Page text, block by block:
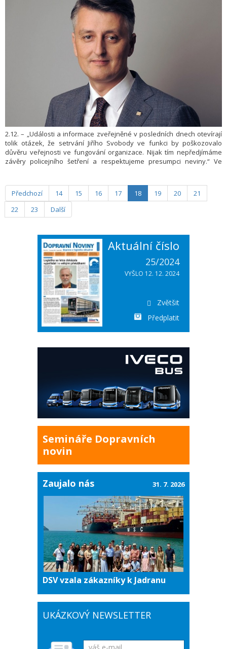
2.12. – „Události a informace zveřejněné v posledních dnech otevírají
tolik otázek, že setrvání Jiřího Svobody ve funkci by poškozovalo
důvěru veřejnosti ve fungování organizace. Nijak tím nepředjímáme
závěry policejního šetření a respektujeme presumpci neviny.“ Ve
Předchozí
14 15 16 17 18 19 20
21
22
23 Další
Aktuální číslo
25/2024
VYŠLO 12. 12. 2024
Zvětšit
Předplatit
Semináře Dopravních
novin
Zaujalo nás
DSV vzala zákazníky k Jadranu
31. 7. 2026
UKÁZKOVÝ NEWSLETTER